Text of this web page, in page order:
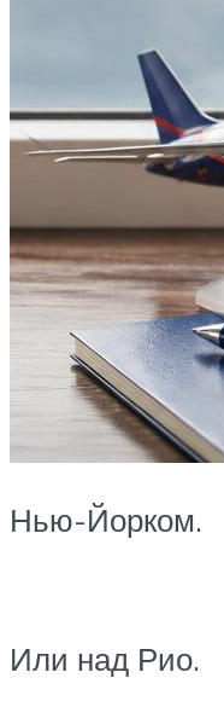
Нью-Йорком.
Или над Рио.